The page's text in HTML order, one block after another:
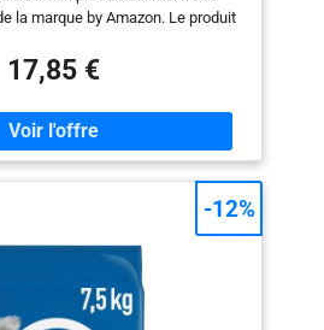
la marque by Amazon. Le produit
chat adulte : 100 % complète et
des nutritionnistes spécialisés,
des vétérinaires Viande et
animale : env. 36 % (produits
animale consommables par les
naturels pour faciliter la
zinc pour une peau et un pelage
pour des os forts Sans arômes
ni conservateurs. Sans soja, blé ni
goûteuse avec des protéines de
refermable pour une fraîcheur
maximale
17,85 €
-12%